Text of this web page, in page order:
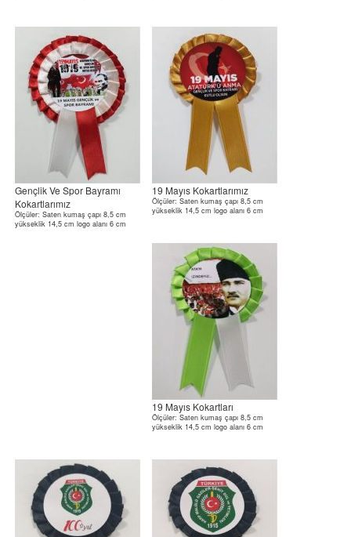
Gençlik Ve Spor Bayramı
Kokartlarımız
Ölçüler: Saten kumaş çapı 8,5 cm
yükseklik 14,5 cm logo alanı 6 cm
19 Mayıs Kokartlarımız
Ölçüler: Saten kumaş çapı 8,5 cm
yükseklik 14,5 cm logo alanı 6 cm
19 Mayıs Kokartları
Ölçüler: Saten kumaş çapı 8,5 cm
yükseklik 14,5 cm logo alanı 6 cm